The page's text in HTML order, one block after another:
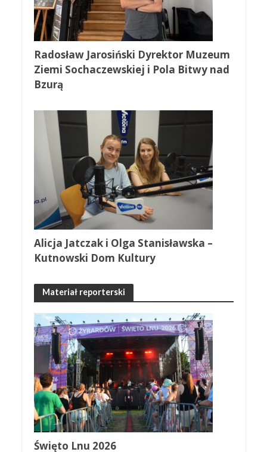
Radosław Jarosiński Dyrektor Muzeum
Ziemi Sochaczewskiej i Pola Bitwy nad
Bzurą
Alicja Jatczak i Olga Stanisławska –
Kutnowski Dom Kultury
Materiał reporterski
Święto Lnu 2026